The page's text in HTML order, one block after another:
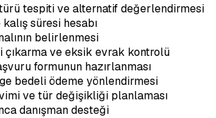
tespiti ve alternatif değerlendirmesi
süresi hesabı
belirlenmesi
çıkarma ve eksik evrak kontrolü
formunun hazırlanması
bedeli ödeme yönlendirmesi
ve tür değişikliği planlaması
danışman desteği